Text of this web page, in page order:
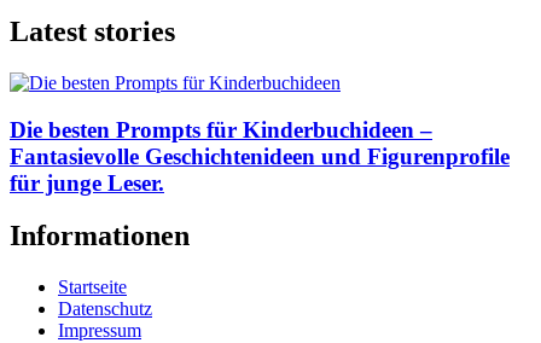
Latest stories
Die besten Prompts für Kinderbuchideen –
Fantasievolle Geschichtenideen und Figurenprofile
für junge Leser.
Informationen
Startseite
Datenschutz
Impressum